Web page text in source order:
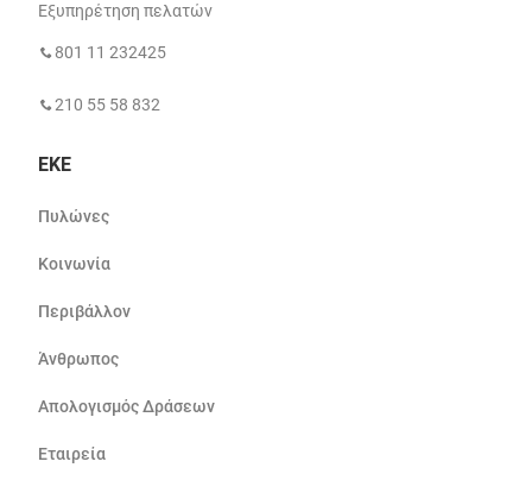
Εξυπηρέτηση πελατών
801 11 232425
210 55 58 832
ΕΚΕ
Πυλώνες
Κοινωνία
Περιβάλλον
Άνθρωπος
Απολογισμός Δράσεων
Εταιρεία